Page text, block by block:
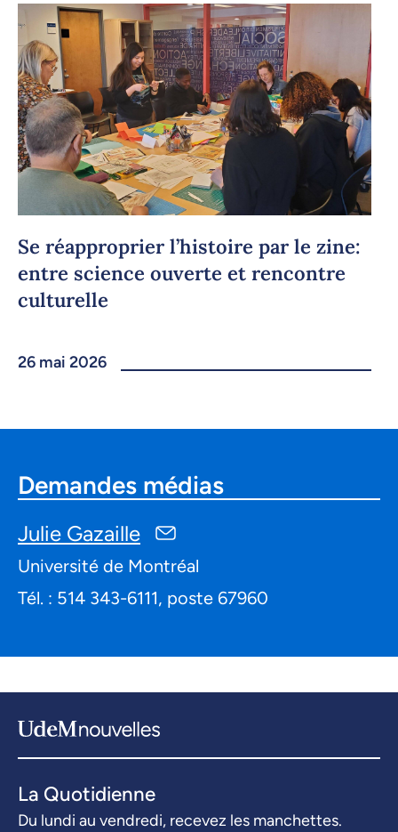
Se réapproprier l’histoire par le zine:
entre science ouverte et rencontre
culturelle
26 mai 2026
Demandes médias
Julie Gazaille
Université de Montréal
Tél. : 514 343-6111, poste 67960
La Quotidienne
Du lundi au vendredi, recevez les manchettes.